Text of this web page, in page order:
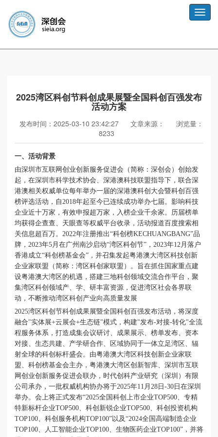
Toggle
2025湾区科创节科创成果展暨全国科创百强发布
活动方案
发布时间：2025-03-10 23:42:27 文章来源：
浏览量：
8233
一、 活动背景
由深圳市互联网创业创新服务促进会（简称：深创会）创始发
起，在深圳市科学技术协会、深港澳科技联盟指导下，联合深
港澳相关权威单位每年举办一届的深港澳科创大会暨科创百强
榜评选活动，自2018年起至今已连续成功举办七届。影响科技
企业近十万家，有效申报超万家，入榜企业千余家。历届榜单
均获得企查查、天眼查等权威平台收录，活动报道百度搜索相
关信息超百万。 2022年注册推出“科创榜KECHUANGBANG”品
牌，2023年5月在广州南沙启动“湾区科创节”，2023年12月落户
香港成立“科创榜基金会”，并召集发起粤港澳大湾区科技创新
企业家联盟（简称：湾区科创家联盟）。旨在抓住国家重点建
设粤港澳大湾区的机遇，搭建三地科创领域交流合作平台，聚
集湾区科创领域产、学、研丰富资源，促进湾区社会各界联
动，不断推动湾区科创产业向高质量发展
2025湾区科创节科创成果展暨全国科创百强发布活动，将深度
融合"实体展+云展会+生态链"模式，构建"发布-对接-转化"全流
程服务体系， 打造成集会议研讨、成果展示、榜单发布、资本
对接、生态共建、产学研合作、区域协同于一体立足湾区、辐
射全球的科创标杆盛会。 由粤港澳大湾区科技创新企业家联
盟、科创榜基金会主办，粤港澳大湾区创新智库、深圳市互联
网创业创新服务促进会联办，时代创科产业研究（深圳）有限
公司承办，一批权威机构协办将于2025年11月28日-30日在深圳
举办。会上将正式发布“2025全国科创上市企业TOP500、专精
特新标杆企业TOP500、科创新锐企业TOP500、科创投资机构
TOP100、科创服务机构TOP100”以及“2024全国高端制造企业
TOP100、人工智能企业TOP100、生物医药企业TOP100”，并将